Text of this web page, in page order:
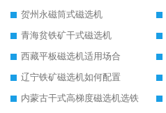
贺州永磁筒式磁选机
青海贫铁矿干式磁选机
西藏平板磁选机适用场合
辽宁铁矿磁选机如何配置
内蒙古干式高梯度磁选机选铁